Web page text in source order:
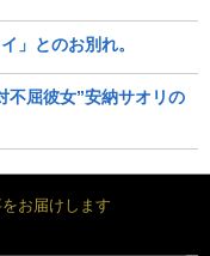
」とのお別れ。
不屈彼女”安納サオリの
お届けします